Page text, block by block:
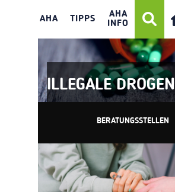
AHA TIPPS
AHA
INFO
ILLEGALE DROGEN
BERATUNGSSTELLEN